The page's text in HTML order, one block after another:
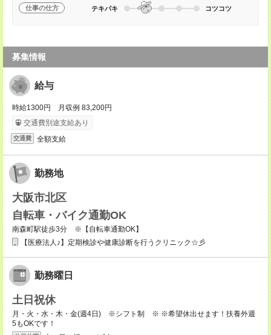
仕事の仕方 テキパキ コツコツ
募集情報
給与
時給1300円 月収例 83,200円
交通費別途支給あり
交通費 全額支給
勤務地
大阪市北区
自転車・バイク通勤OK
南森町駅徒歩3分 ※【自転車通勤OK】
【医療法人♪】定期検診や健康診断を行うクリニック☆彡
勤務曜日
土日祝休
月・火・水・木・金(週4日) ※シフト制 ※ ※希望休出せます！扶養外週
5もOKです！